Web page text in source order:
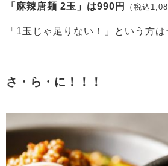
「麻辣唐麺 2玉」は990円 （税込
「1玉じゃ足りない！」という方は
さ・ら・に！！！